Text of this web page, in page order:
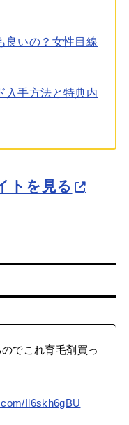
良いの？女性目線
入手方法と特典内
トを見る
でこれ育毛剤買っ
Il6skh6gBU